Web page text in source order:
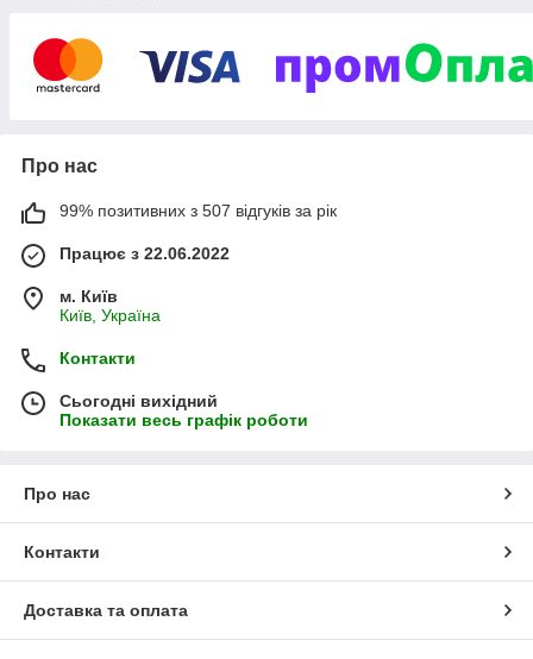
Про нас
99% позитивних з 507 відгуків за рік
Працює з 22.06.2022
м. Київ
Київ, Україна
Контакти
Сьогодні вихідний
Показати весь графік роботи
Про нас
Контакти
Доставка та оплата